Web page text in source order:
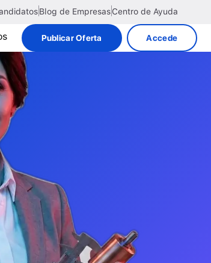
Blog de EmpresasCentro de Ayuda
Publicar Oferta Accede